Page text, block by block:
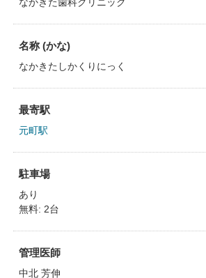
名称 (かな)
なかきたしかくりにっく
最寄駅
元町駅
駐車場
あり
無料: 2台
管理医師
中北 芳伸